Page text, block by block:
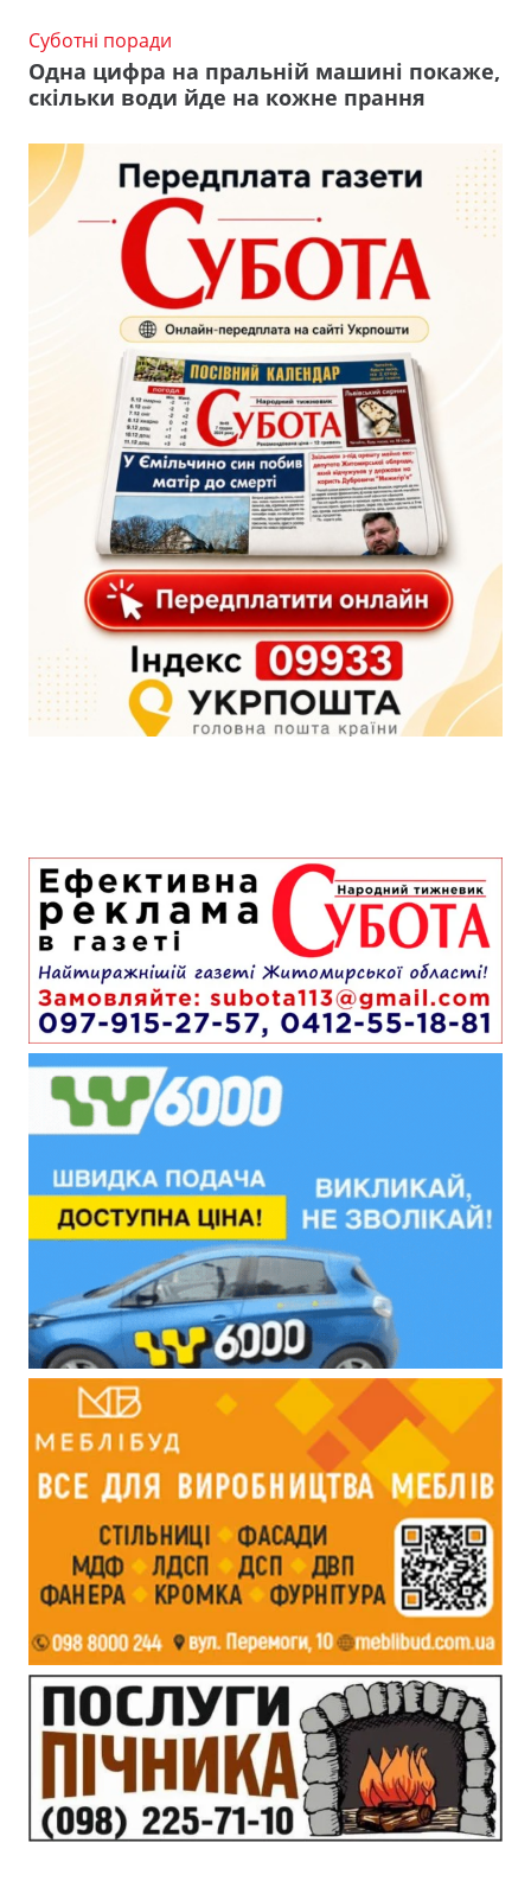
Суботні поради
Одна цифра на пральній машині покаже,
скільки води йде на кожне прання